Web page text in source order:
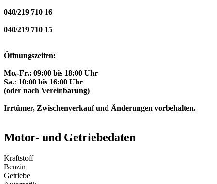
040/219 710 16
040/219 710 15
Öffnungszeiten:
Mo.-Fr.: 09:00 bis 18:00 Uhr
Sa.: 10:00 bis 16:00 Uhr
(oder nach Vereinbarung)
Irrtümer, Zwischenverkauf und Änderungen vorbehalten.
Motor- und Getriebedaten
Kraftstoff
Benzin
Getriebe